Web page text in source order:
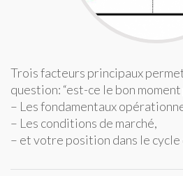
Trois facteurs principaux
question: “est-ce le bon moment
– Les fondamentaux
– Les conditions de marché,
– et votre position dans le